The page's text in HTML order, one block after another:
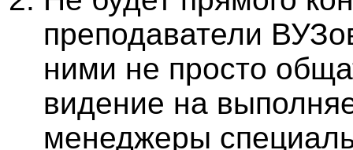
преподаватели
ними не просто
видение на
менеджеры